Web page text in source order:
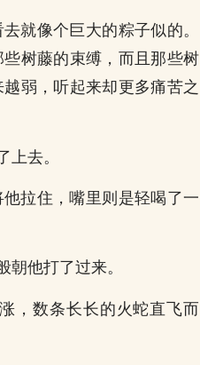
就像个巨大的粽子似的。
树藤的束缚，而且那些树
弱，听起来却更多痛苦之
去。
拉住，嘴里则是轻喝了一
他打了过来。
，数条长长的火蛇直飞而